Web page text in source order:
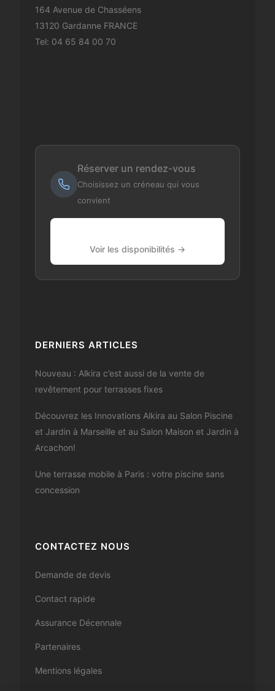
164 Avenue de Chasséens
13120 Gardanne FRANCE
Tel: 04 65 84 00 70
Réserver un rendez-vous
Choisissez un créneau qui vous
convient
Voir les disponibilités →
DERNIERS ARTICLES
Nouveau : Alkira c’est aussi de la vente de
revêtement pour terrasses fixes
Découvrez les Innovations Alkira au Salon Piscine
et Jardin à Marseille et au Salon Maison et Jardin à
Arcachon!
Une terrasse mobile à Paris : votre piscine sans
concession
CONTACTEZ NOUS
Demande de devis
Contact rapide
Assurance Décennale
Partenaires
Mentions légales